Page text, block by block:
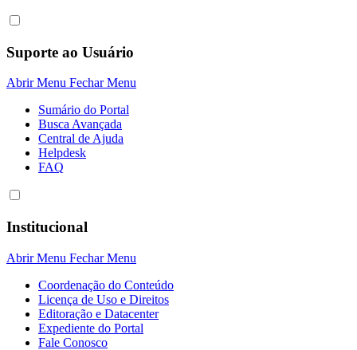
Suporte ao Usuário
Abrir Menu Fechar Menu
Sumário do Portal
Busca Avançada
Central de Ajuda
Helpdesk
FAQ
Institucional
Abrir Menu Fechar Menu
Coordenação do Conteúdo
Licença de Uso e Direitos
Editoração e Datacenter
Expediente do Portal
Fale Conosco